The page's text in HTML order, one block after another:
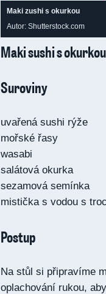
Maki zushi s okurkou
Autor: Shutterstock.com
Maki sushi s okurkou
Suroviny
uvařená sushi rýže
mořské řasy
wasabi
salátová okurka
sezamová semínka
mistička s vodou s
Postup
Na stůl si připravíme
oplachování rukou,